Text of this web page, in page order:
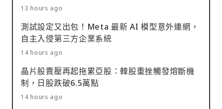
13 hours ago
測試設定又出包！Meta 最新 AI 模型意外連網，
自主入侵第三方企業系統
14 hours ago
晶片股賣壓再起拖累亞股：韓股重挫觸發熔斷機
制，日股跌破6.5萬點
14 hours ago